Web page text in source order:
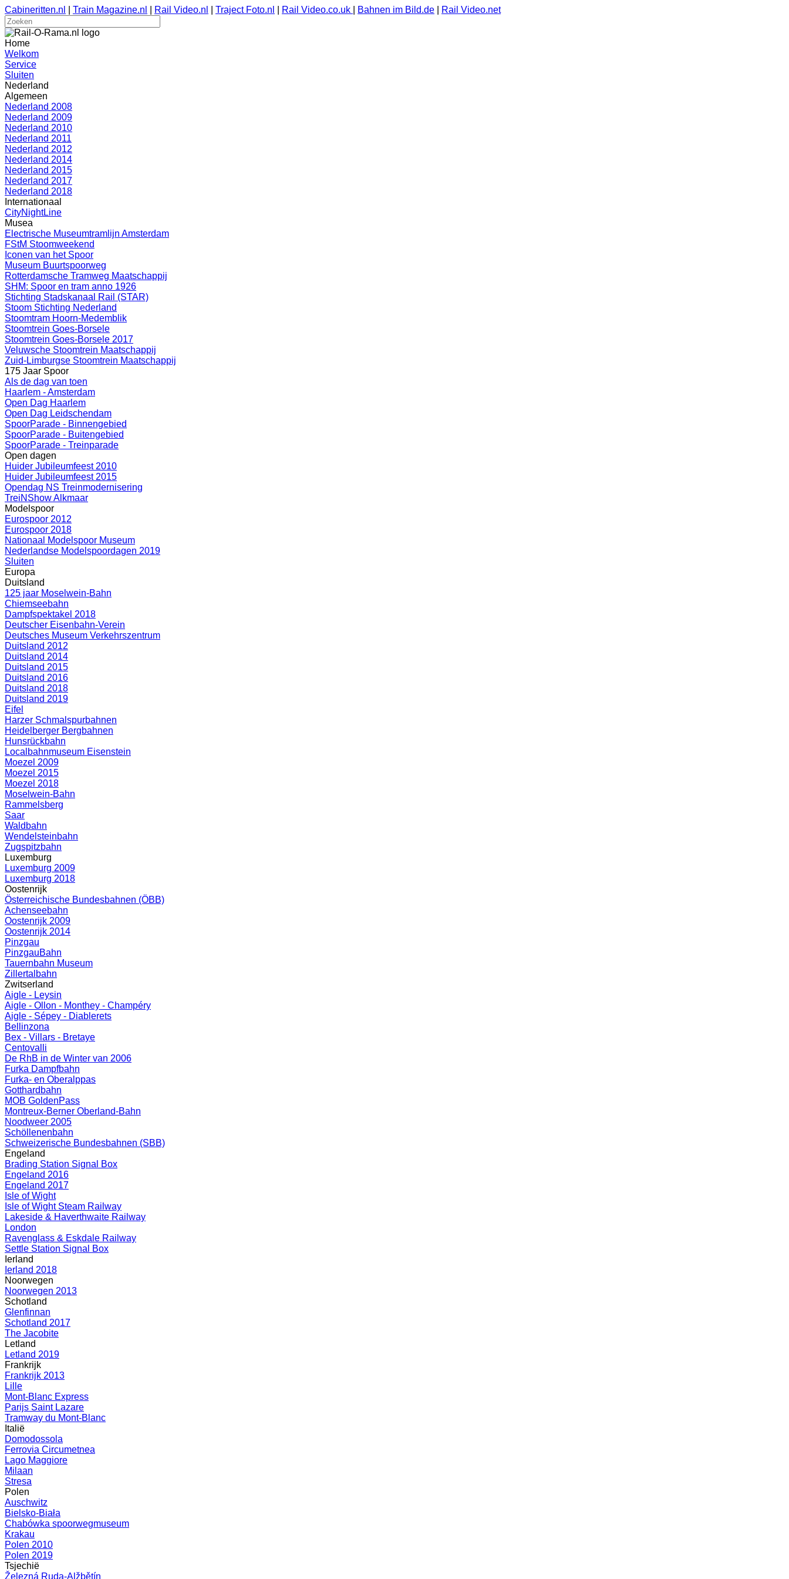
Cabineritten.nl Train Magazine.nl Rail Video.nl Traject Foto.nl Rail Video.co.uk Bahnen im Bild.de Rail Video.net
Home
Welkom
Service
Sluiten
Nederland
Algemeen
Nederland 2008
Nederland 2009
Nederland 2010
Nederland 2011
Nederland 2012
Nederland 2014
Nederland 2015
Nederland 2017
Nederland 2018
Internationaal
CityNightLine
Musea
Electrische Museumtramlijn Amsterdam
FStM Stoomweekend
Iconen van het Spoor
Museum Buurtspoorweg
Rotterdamsche Tramweg Maatschappij
SHM: Spoor en tram anno 1926
Stichting Stadskanaal Rail (STAR)
Stoom Stichting Nederland
Stoomtram Hoorn-Medemblik
Stoomtrein Goes-Borsele
Stoomtrein Goes-Borsele 2017
Veluwsche Stoomtrein Maatschappij
Zuid-Limburgse Stoomtrein Maatschappij
175 Jaar Spoor
Als de dag van toen
Haarlem - Amsterdam
Open Dag Haarlem
Open Dag Leidschendam
SpoorParade - Binnengebied
SpoorParade - Buitengebied
SpoorParade - Treinparade
Open dagen
Huider Jubileumfeest 2010
Huider Jubileumfeest 2015
Opendag NS Treinmodernisering
TreiNShow Alkmaar
Modelspoor
Eurospoor 2012
Eurospoor 2018
Nationaal Modelspoor Museum
Nederlandse Modelspoordagen 2019
Sluiten
Europa
Duitsland
125 jaar Moselwein-Bahn
Chiemseebahn
Dampfspektakel 2018
Deutscher Eisenbahn-Verein
Deutsches Museum Verkehrszentrum
Duitsland 2012
Duitsland 2014
Duitsland 2015
Duitsland 2016
Duitsland 2018
Duitsland 2019
Eifel
Harzer Schmalspurbahnen
Heidelberger Bergbahnen
Hunsrückbahn
Localbahnmuseum Eisenstein
Moezel 2009
Moezel 2015
Moezel 2018
Moselwein-Bahn
Rammelsberg
Saar
Waldbahn
Wendelsteinbahn
Zugspitzbahn
Luxemburg
Luxemburg 2009
Luxemburg 2018
Oostenrijk
Österreichische Bundesbahnen (ÖBB)
Achenseebahn
Oostenrijk 2009
Oostenrijk 2014
Pinzgau
PinzgauBahn
Tauernbahn Museum
Zillertalbahn
Zwitserland
Aigle - Leysin
Aigle - Ollon - Monthey - Champéry
Aigle - Sépey - Diablerets
Bellinzona
Bex - Villars - Bretaye
Centovalli
De RhB in de Winter van 2006
Furka Dampfbahn
Furka- en Oberalppas
Gotthardbahn
MOB GoldenPass
Montreux-Berner Oberland-Bahn
Noodweer 2005
Schöllenenbahn
Schweizerische Bundesbahnen (SBB)
Engeland
Brading Station Signal Box
Engeland 2016
Engeland 2017
Isle of Wight
Isle of Wight Steam Railway
Lakeside & Haverthwaite Railway
London
Ravenglass & Eskdale Railway
Settle Station Signal Box
Ierland
Ierland 2018
Noorwegen
Noorwegen 2013
Schotland
Glenfinnan
Schotland 2017
The Jacobite
Letland
Letland 2019
Frankrijk
Frankrijk 2013
Lille
Mont-Blanc Express
Parijs Saint Lazare
Tramway du Mont-Blanc
Italië
Domodossola
Ferrovia Circumetnea
Lago Maggiore
Milaan
Stresa
Polen
Auschwitz
Bielsko-Biała
Chabówka spoorwegmuseum
Krakau
Polen 2010
Polen 2019
Tsjechië
Železná Ruda-Alžbětín